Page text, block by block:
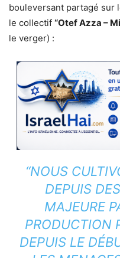
bouleversant partagé sur
le collectif “Otef Azza –
le verger) :
“NOUS
DEPUIS
MAJEURE
PRODUCTION
DEPUIS LE